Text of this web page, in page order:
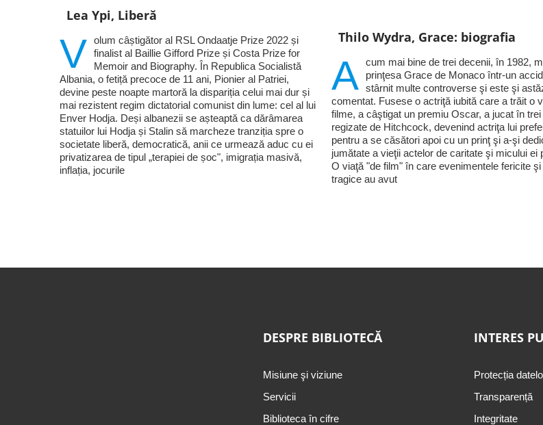
Lea Ypi, Liberă
V olum câștigător al RSL Ondaatje Prize 2022 și
finalist al Baillie Gifford Prize și Costa Prize for
Memoir and Biography. În Republica Socialistă
Albania, o fetiță precoce de 11 ani, Pionier al Patriei,
devine peste noapte martoră la dispariția celui mai dur și
mai rezistent regim dictatorial comunist din lume: cel al lui
Enver Hodja. Deși albanezii se așteaptă ca dărâmarea
statuilor lui Hodja și Stalin să marcheze tranziția spre o
societate liberă, democratică, anii ce urmează aduc cu ei
privatizarea de tipul „terapiei de șoc", imigrația masivă,
inflația, jocurile
Thilo Wydra, Grace: biografia
A
cum mai bine de trei decenii, în 1982,
prinţesa Grace de Monaco într-un
stârnit multe controverse şi este şi
comentat. Fusese o actriţă iubită care a trăit o
filme, a câştigat un premiu Oscar, a jucat în trei
regizate de Hitchcock, devenind actriţa lui
pentru a se căsători apoi cu un prinţ şi a-şi
jumătate a vieţii actelor de caritate şi micului ei
O viaţă "de film" în care evenimentele fericite şi
tragice au avut
DESPRE BIBLIOTECĂ
Misiune şi viziune
Servicii
Biblioteca în cifre
INTERES
Protecția
Transparență
Integritate